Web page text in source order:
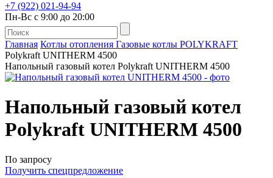
+7 (922) 021-94-94
Пн-Вс с 9:00 до 20:00
Главная Котлы отопления Газовые котлы POLYKRAFT
Polykraft UNITHERM 4500
Напольный газовый котел Polykraft UNITHERM 4500
Напольный газовый котел
Polykraft UNITHERM 4500
По запросу
Получить спецпредложение